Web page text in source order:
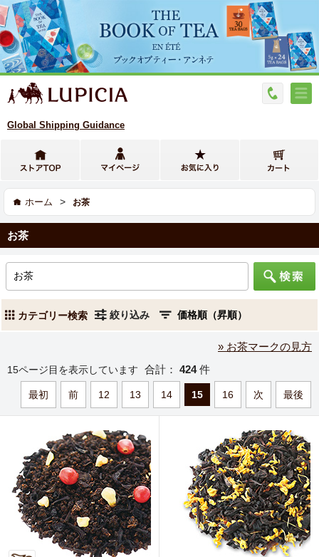
Global Shipping Guidance
ホーム > お茶
お茶
カテゴリー検索 絞り込み
» お茶マークの見方
15ページ目を表示しています 合計： 424件
最初 前 12 13 14 15 16 次 最後